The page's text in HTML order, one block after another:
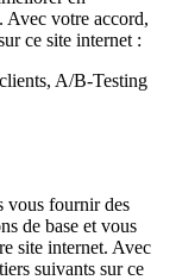
Avec votre accord,
ce site internet :
A/B-Testing
vous fournir des
de base et vous
site internet. Avec
suivants sur ce